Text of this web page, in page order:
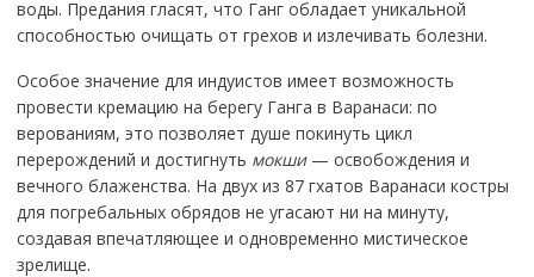
воды. Предания гласят, что Ганг обладает уникальной
способностью очищать от грехов и излечивать болезни.
Особое значение для индуистов имеет возможность
провести кремацию на берегу Ганга в Варанаси: по
верованиям, это позволяет душе покинуть цикл
перерождений и достигнуть мокши— освобождения и
вечного блаженства. На двух из 87 гхатов Варанаси костры
для погребальных обрядов не угасают ни на минуту,
создавая впечатляющее и одновременно мистическое
зрелище.